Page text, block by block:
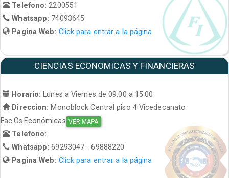
Telefono: 2200551
Whatsapp: 74093645
Pagina Web: Click para entrar a la página
CIENCIAS ECONOMICAS Y FINANCIERAS
Horario: Lunes a Viernes de 09:00 a 15:00
Direccion: Monoblock Central piso 4 Vicedecanato
Fac.Cs.Económicas VER MAPA
Telefono:
Whatsapp:69293047 - 69888220
Pagina Web: Click para entrar a la página